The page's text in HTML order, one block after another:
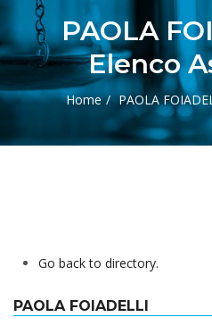
PAOLA
Elenco
Home PAOLA
Go back to directory.
PAOLA FOIADELLI